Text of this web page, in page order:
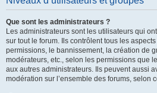
Que sont les administrateurs ?
Les administrateurs sont les utilisateurs qui
sur tout le forum. Ils contrôlent tous les
permissions, le bannissement, la création de
modérateurs, etc., selon les permissions que
aux autres administrateurs. Ils peuvent aussi
modération sur l’ensemble des forums, selon